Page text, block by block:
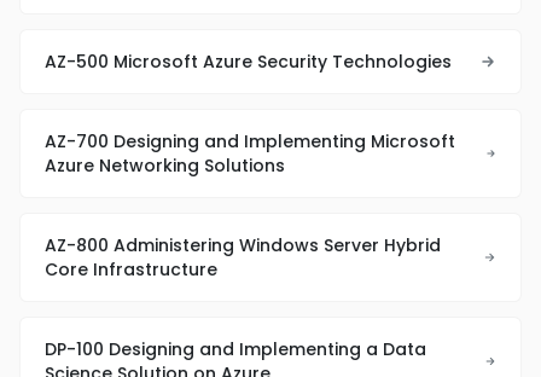
AZ-500 Microsoft Azure Security Technologies
AZ-700 Designing and Implementing Microsoft
Azure Networking Solutions
AZ-800 Administering Windows Server Hybrid
Core Infrastructure
DP-100 Designing and Implementing a Data